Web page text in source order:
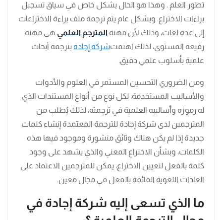
تطور العلم . وهذا هو الحال بشكل خاص في سياق تسجيل
براءات الاختراع. وبشكل عام يتم ترجمة ملف براءة الاختراعات
إلى عدة لغات، وذلك لأن مهنة المترجم العلمي هي مهنة
رفيعة المستوى، لذلك اهتمتشركة إجادة بترجمة أبحاث
علمية بأسلوب علمي دقيق.
ومن الضروري التحسين المستمر في العلوم والأدوات
والأساليب المستخدمة، لكل نوع من أنواع المستندات الذي
له رموزه وأساليبه العلمية في ترجمته، لذلك يُطلب من
المترجمين لدى شركة إجادة للترجمة المعتمدة إنشاء كلمات
جديدة إذا لم يكن هناك وثائق منشورة وموجود فيها هذه
الكلمات، وبشأن الاختراع المعني والذي يشهد على وجود
كلمة بالفعل لتعيين الاختراع، يمكن للمترجمين الاعتماد على
العادات اللغوية القائمة بالفعل في مجال معين.
ما الذي تسعى إليه شركة إجادة في